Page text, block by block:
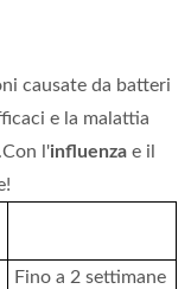
causate da batteri
e la malattia
l'influenza e il
Fino a 2 settimane